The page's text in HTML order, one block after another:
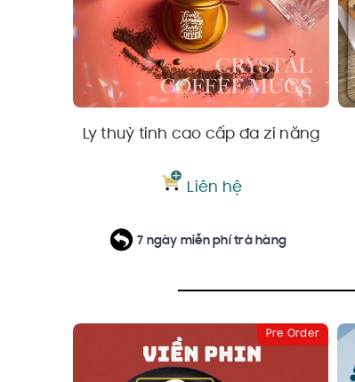
Ly thuỷ tinh cao cấp đa zi năng
Liên hệ
7 ngày miễn phí trả hàng
Pre Order